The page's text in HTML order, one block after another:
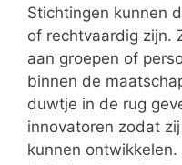
Stichtingen kunnen
of rechtvaardig zijn.
aan groepen of
binnen de
duwtje in de rug
innovatoren zodat
kunnen